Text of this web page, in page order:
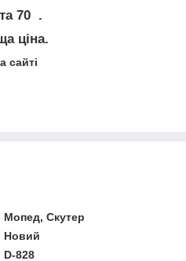
70 .
ціна.
сайті
Мопед, Скутер
Новий
D-828